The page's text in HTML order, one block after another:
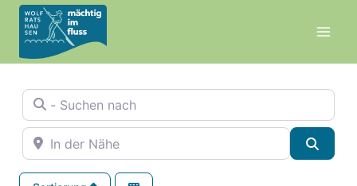
Zum
Inhalt
springen
- Suchen nach
In der Nähe